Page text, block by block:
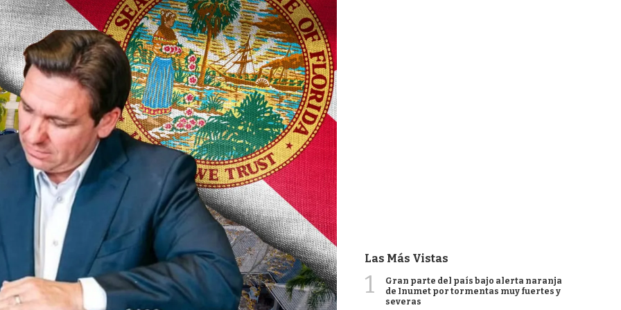
Las Más Vistas
1
Gran parte del país bajo alerta naranja
de Inumet por tormentas muy fuertes y
severas